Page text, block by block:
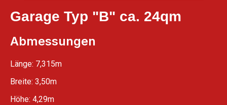
Garage Typ "B" ca. 24qm
Abmessungen
Länge: 7,315m
Breite: 3,50m
Höhe: 4,29m